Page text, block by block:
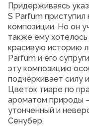
Придерживаясь
S Parfum
композиции. Но он
также ему
красивую историю
Parfum и его
эту композицию
подчёркивает силу
Цветок тиаре по
ароматом природы –
утонченный и
Сенубер.